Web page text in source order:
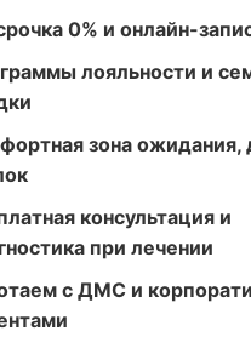
0% и онлайн-
лояльности и
зона ожидания,
консультация и
при лечении
с ДМС и